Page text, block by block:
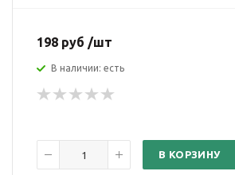
198 руб /шт
В наличии: есть
В КОРЗИНУ